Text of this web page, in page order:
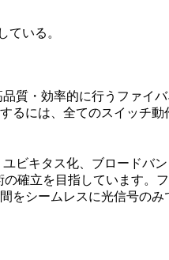
ている。
質・効率的に行うファイ
るには、全てのスイッチ
キタス化、ブロードバン
確立を目指しています。
をシームレスに光信号の